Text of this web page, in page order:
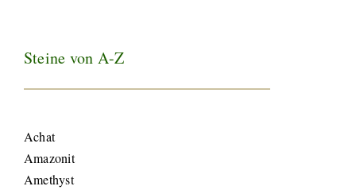
Steine von A-Z
Achat
Amazonit
Amethyst